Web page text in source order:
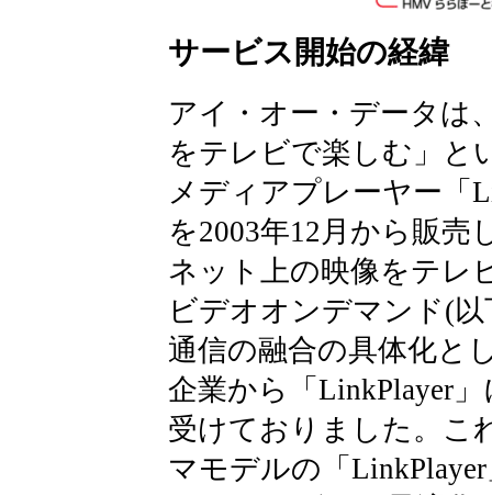
サービス開始の経緯
アイ・オー・データは
をテレビで楽しむ」と
メディアプレーヤー「
を2003年12月から販
ネット上の映像をテレ
ビデオオンデマンド(
通信の融合の具体化と
企業から「LinkPlayer
受けておりました。こ
マモデルの「